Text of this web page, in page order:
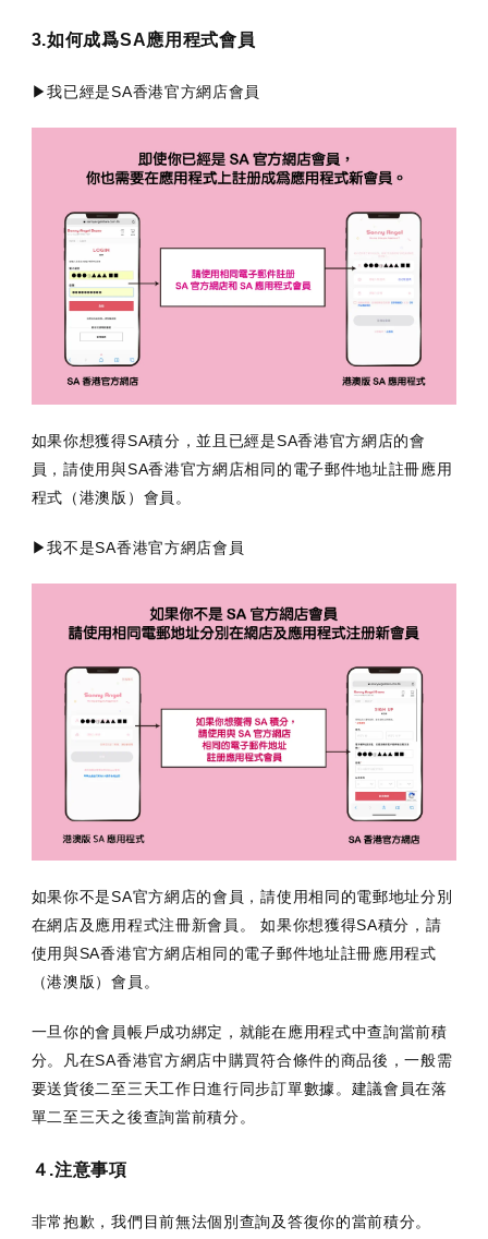
3.如何成爲SA應用程式會員
▶我已經是SA香港官方網店會員
如果你想獲得SA積分，並且已經是SA香港官方網店的會
員，請使用與SA香港官方網店相同的電子郵件地址註冊應用
程式（港澳版）會員。
▶我不是SA香港官方網店會員
如果你不是SA官方網店的會員，請使用相同的電郵地址分別
在網店及應用程式注冊新會員。 如果你想獲得SA積分，請
使用與SA香港官方網店相同的電子郵件地址註冊應用程式
（港澳版）會員。
一旦你的會員帳戶成功綁定，就能在應用程式中查詢當前積
分。凡在SA香港官方網店中購買符合條件的商品後，一般需
要送貨後二至三天工作日進行同步訂單數據。建議會員在落
單二至三天之後查詢當前積分。
４.注意事項
非常抱歉，我們目前無法個別查詢及答復你的當前積分。